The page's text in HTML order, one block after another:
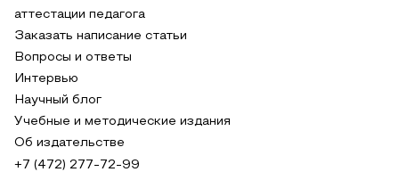
аттестации педагога
Заказать написание статьи
Вопросы и ответы
Интервью
Научный блог
Учебные и методические издания
Об издательстве
+7 (472) 277-72-99